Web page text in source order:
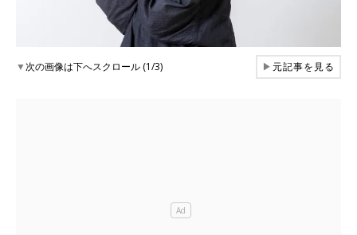
▼次の画像は下へスクロール (1/3) ▶元記事を見る